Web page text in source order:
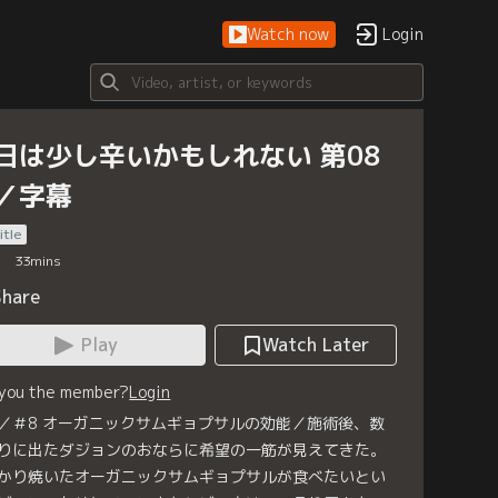
Watch now Login
は少し辛いかもしれない 第08
字幕
33mins
Play
Watch Later
the member?Login
＃8 オーガニックサムギョプサルの効能／施術後、数
に出たダジョンのおならに希望の一筋が見えてきた。
り焼いたオーガニックサムギョプサルが食べたいとい